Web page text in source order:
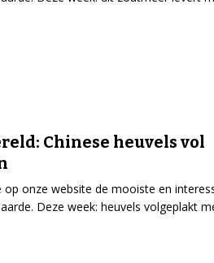
Chinese heuvels vol
op onze website de mooiste en
Deze week: heuvels volgeplakt